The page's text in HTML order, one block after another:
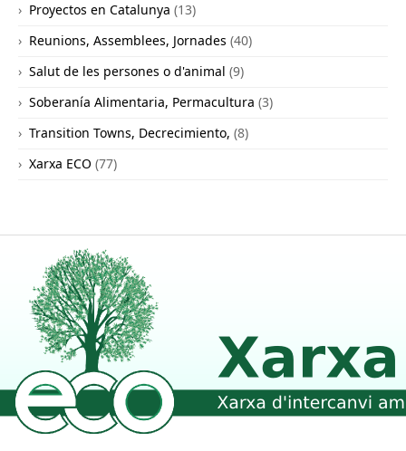
Proyectos en Catalunya (13)
Reunions, Assemblees, Jornades (40)
Salut de les persones o d'animal (9)
Soberanía Alimentaria, Permacultura (3)
Transition Towns, Decrecimiento, (8)
Xarxa ECO (77)